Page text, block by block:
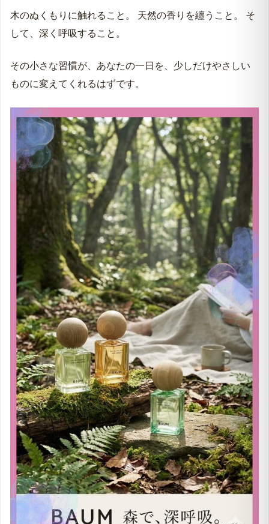
木のぬくもりに触れること。 天然の香りを纏うこと。 そ
して、深く呼吸すること。
その小さな習慣が、あなたの一日を、少しだけやさしい
ものに変えてくれるはずです。